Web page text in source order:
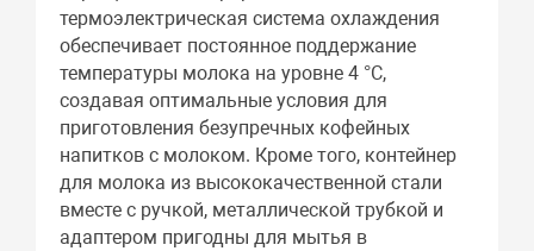
термоэлектрическая система охлаждения
обеспечивает постоянное поддержание
температуры молока на уровне 4 °C,
создавая оптимальные условия для
приготовления безупречных кофейных
напитков с молоком. Кроме того, контейнер
для молока из высококачественной стали
вместе с ручкой, металлической трубкой и
адаптером пригодны для мытья в